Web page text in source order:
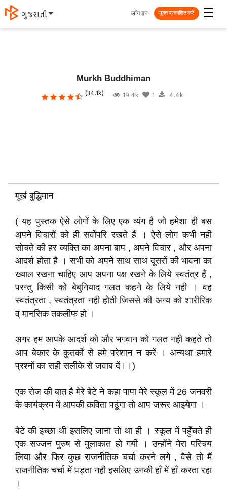
ગુજરાતી ☰
लॉग इन मुक्त प्रकाशित करें
Murkh Buddhiman
(34.1k) 19.4k 1 4.4k
मूर्ख बुद्धिमान
( यह पुस्तक ऐसे लोगों के लिए एक व्यंग है जो हमेशा ही बस
अपने विचारों को ही सर्वोपरि रखते हैं । ऐसे लोग कभी नही
सोचते की हर व्यक्ति का अपना बाप , अपने विचार , और अपना
आदर्श होता है । सभी को अपने साथ साथ दूसरों की भावना का
ख्याल रखना चाहिए आप अपना पक्ष रखने के लिये स्वतंत्र हैं ,
परन्तु किसी को बेबुनियाद गलत कहने के लिये नही । वह
स्वतंत्रता , स्वतंत्रता नही होती जिससे की अन्य को शारीरिक
व् मानसिक तकलीफ हो ।
अगर हम आपके आदर्श को और भगवान को गलत नही कहते तो
आप बेकार के कुतर्कों से हमे परेशान न करें । अन्यथा हमारे
प्रश्नों का सही सलीके से जवाब दें।।)
एक रोज की बात है मेरे बेटे ने कहा पापा मेरे स्कूल में 26 जनवरी
के कार्यक्रम में आपकी कविता पढूंगा तो आप जरूर आइयेगा ।
बेटे की इच्छा थी इसलिए जाना तो था ही । स्कूल में पहुँचते ही
एक सज्जन पुरुष से मुलाकात हो गयी । उन्होंने मेरा परिचय
लिया और फिर कुछ राजनीतिक चर्चा करने लगे , वैसे तो मैं
राजनीतिक चर्चा में पड़ता नही इसलिए उनकी हाँ में हाँ करता रहा
।